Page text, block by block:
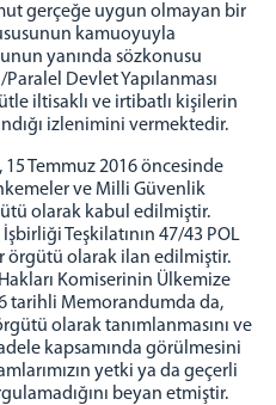
gerçeğe uygun olmayan bir
kamuoyuyla
yanında sözkonusu
Devlet Yapılanması
iltisaklı ve irtibatlı kişilerin
izlenimini vermektedir.
Temmuz 2016 öncesinde
ve Milli Güvenlik
olarak kabul edilmiştir.
Teşkilatının 47/43 POL
örgütü olarak ilan edilmiştir.
Komiserinin Ülkemize
tarihli Memorandumda da,
olarak tanımlanmasını ve
kapsamında görülmesini
yetki ya da geçerli
beyan etmiştir.